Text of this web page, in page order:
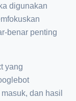
digunakan
benar penting
yang
dan hasil